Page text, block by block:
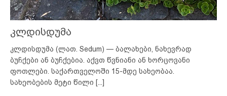
კლდისდუმა
კლდისდუმა (ლათ. Sedum) — ბალახები, ნახევრად
ბუჩქები ან ბუჩქებია. აქვთ წვნიანი ან ხორცოვანი
ფოთლები. საქართველოში 15-მდე სახეობაა.
სახეობების მეტი წილი [...]